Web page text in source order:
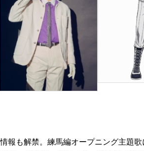
報も解禁。練馬編オープニング主題